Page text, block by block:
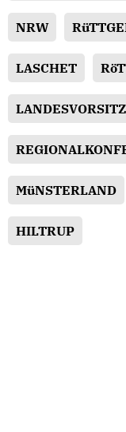
NRW
LASCHET
LANDESVORSITZ
MüNSTERLAND
HILTRUP